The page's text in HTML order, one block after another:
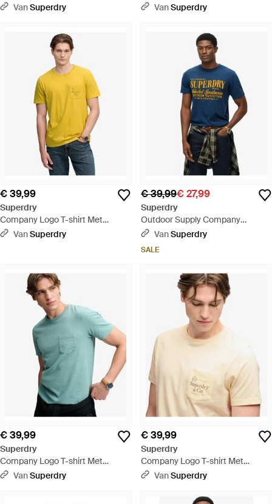
Blauw
VanSuperdry Zwart
VanSuperdry
€ 39,99
Superdry
Company Logo T-shirt Met
Relaxed Pasvorm - Geel
VanSuperdry
€ 39,99€ 27,99
Superdry
Outdoor Supply Company
Relaxed T-shirt - Blauw
VanSuperdry
SALE
€ 39,99
Superdry
Company Logo T-shirt Met
Relaxed Pasvorm - Blauw
VanSuperdry
€ 39,99
Superdry
Company Logo T-shirt Met
Relaxed Pasvorm - Naturel
VanSuperdry